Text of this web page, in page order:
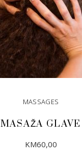
MASSAGES
MASAŽA GLAVE
KM60,00